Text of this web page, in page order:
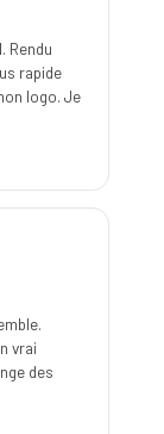
Rendu
rapide
logo. Je
vrai
des